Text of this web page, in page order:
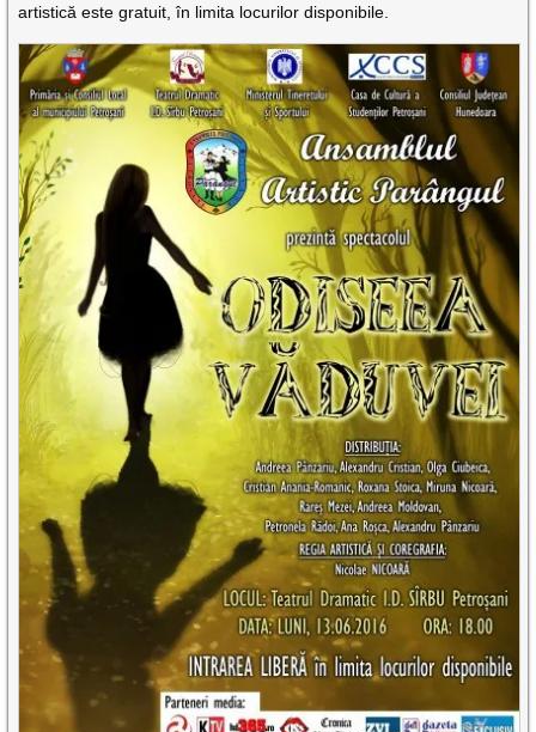
artistică este gratuit, în limita locurilor disponibile.